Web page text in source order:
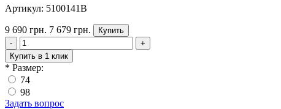
Артикул: 5100141B
9 690 грн. 7 679 грн.
Купить
-
+
Купить в 1 клик
* Размер:
74
98
Задать вопрос